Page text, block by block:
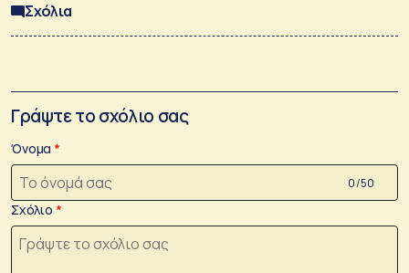
Σχόλια
Γράψτε το σχόλιο σας
Όνομα
0 /50
Σχόλιο